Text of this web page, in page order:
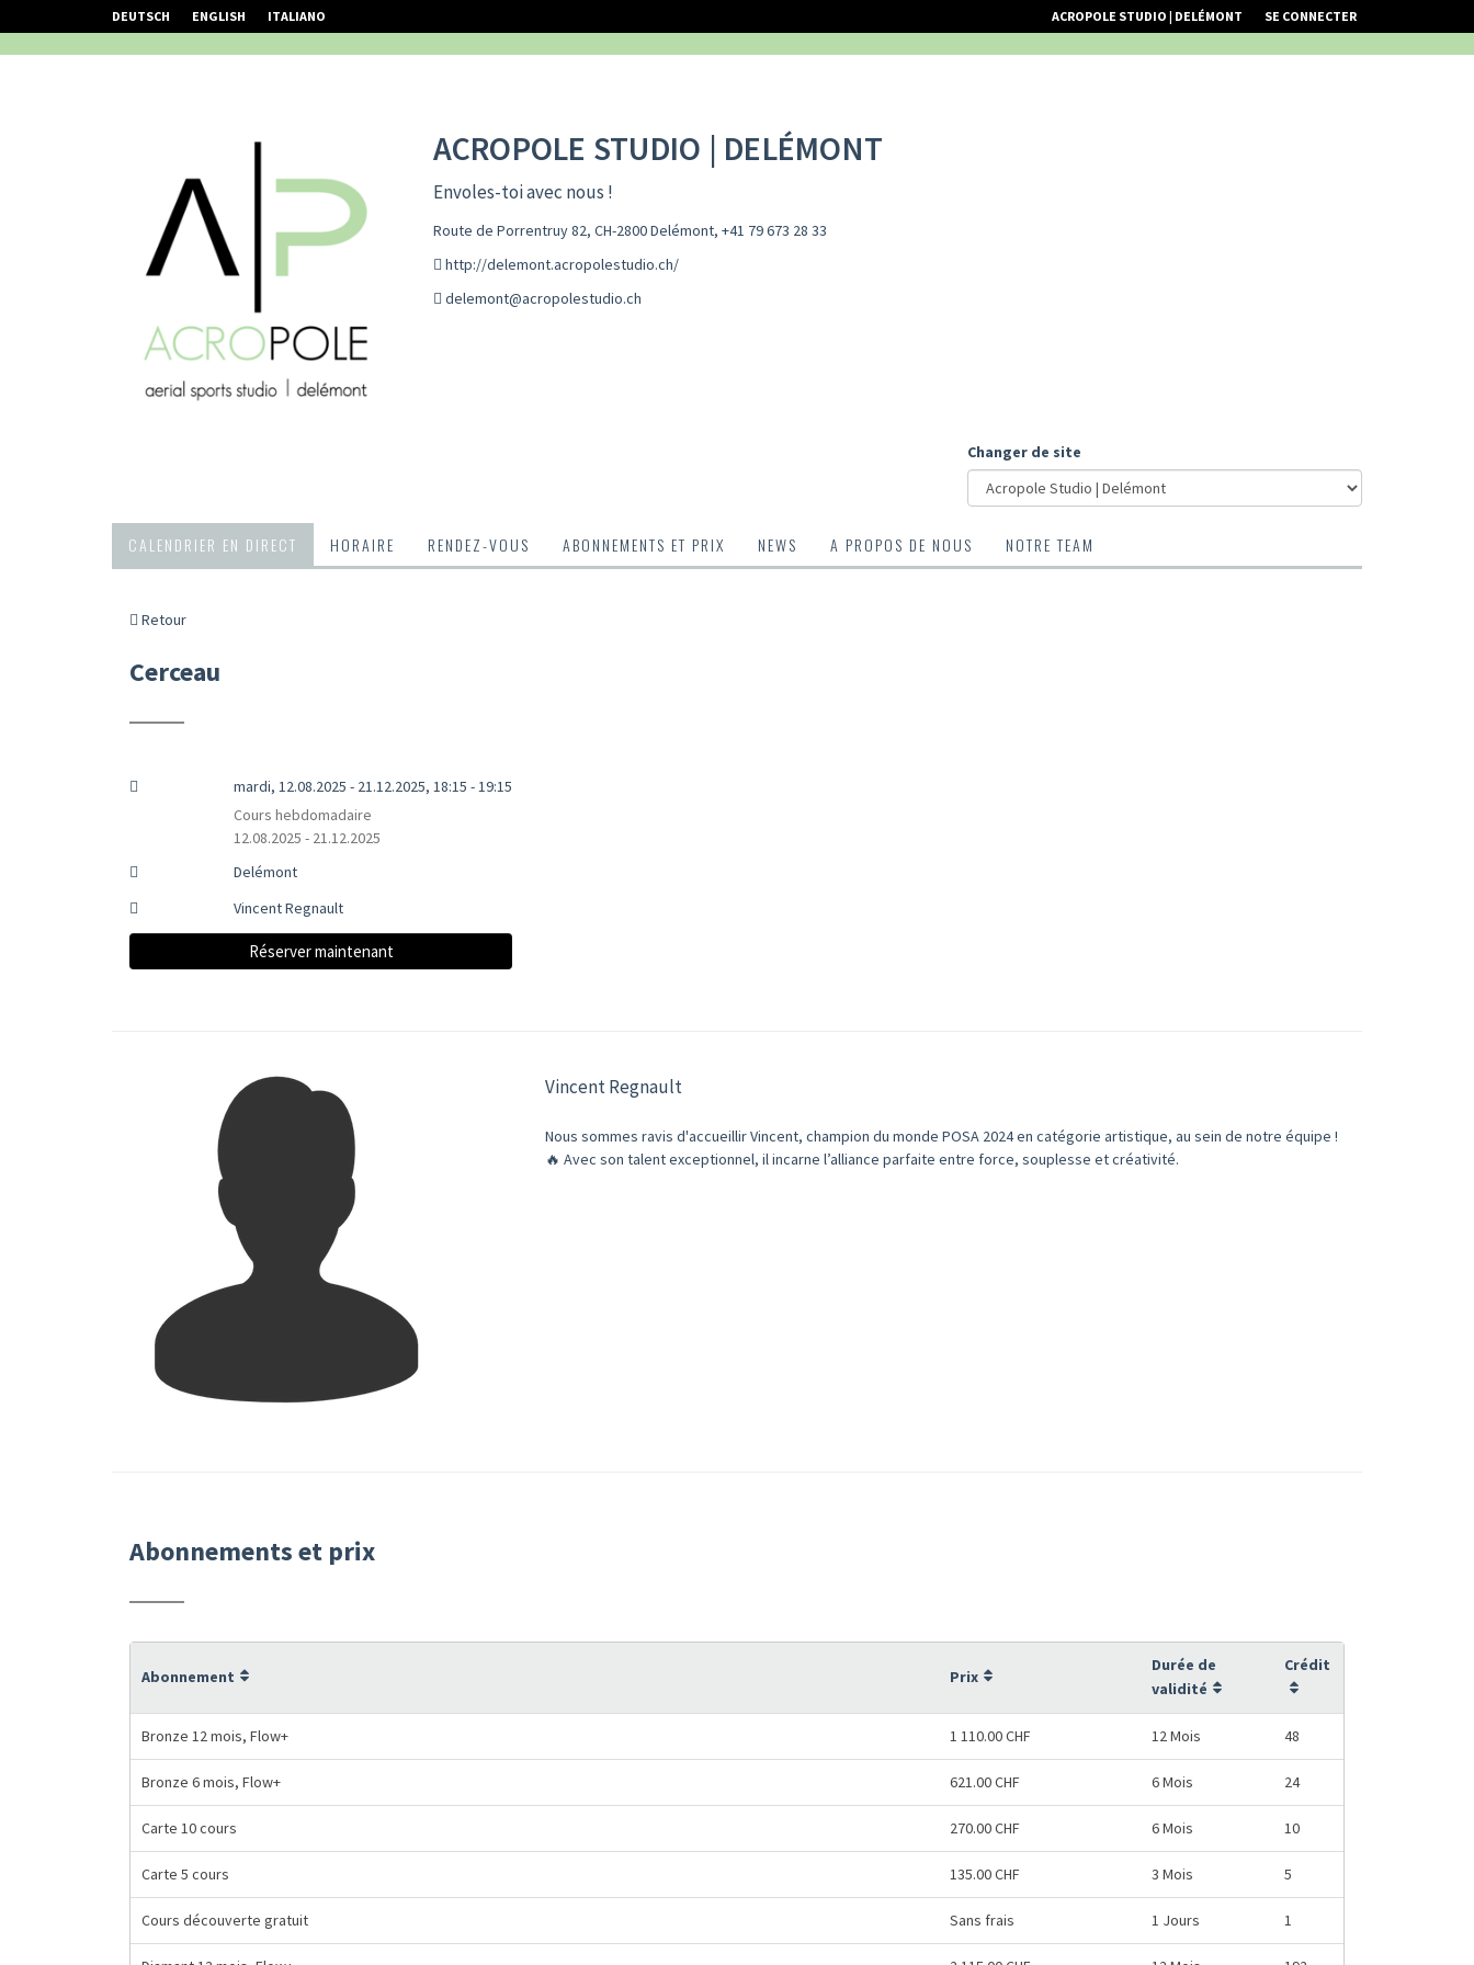
DEUTSCH ENGLISH ITALIANO ACROPOLE STUDIO | DELÉMONT SE CONNECTER
ACROPOLE STUDIO | DELÉMONT
Envoles-toi avec nous !
Route de Porrentruy 82, CH-2800 Delémont, +41 79 673 28 33
http://delemont.acropolestudio.ch/
delemont@acropolestudio.ch
Changer de site
CALENDRIER EN DIRECT HORAIRE RENDEZ-VOUS ABONNEMENTS ET PRIX NEWS A PROPOS DE NOUS NOTRE TEAM
Retour
Cerceau
mardi, 12.08.2025 - 21.12.2025, 18:15 - 19:15
Cours hebdomadaire
12.08.2025 - 21.12.2025
Delémont
Vincent Regnault
Réserver maintenant
Vincent Regnault
Nous sommes ravis d'accueillir Vincent, champion du monde POSA 2024 en catégorie artistique, au sein de notre équipe !
🔥 Avec son talent exceptionnel, il incarne l’alliance parfaite entre force, souplesse et créativité.
Abonnements et prix
Abonnement Prix
Durée de
validité
Crédit
Bronze 12 mois, Flow+ 1 110.00 CHF 12 Mois 48
Bronze 6 mois, Flow+ 621.00 CHF 6 Mois 24
Carte 10 cours 270.00 CHF 6 Mois 10
Carte 5 cours 135.00 CHF 3 Mois 5
Cours découverte gratuit Sans frais 1 Jours 1